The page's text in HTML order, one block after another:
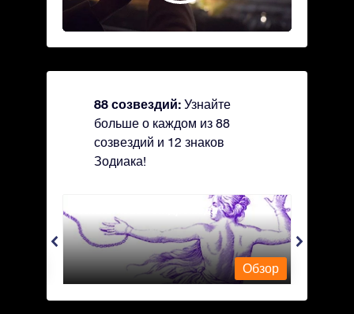
88 созвездий: Узнайте
больше о каждом из 88
созвездий и 12 знаков
Зодиака!
Andromeda - Андромеда
Обзор